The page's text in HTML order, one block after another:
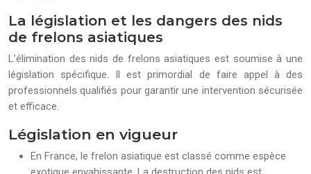
La législation et les dangers des nids
de frelons asiatiques
L’élimination des nids de frelons asiatiques est soumise à une
législation spécifique. Il est primordial de faire appel à des
professionnels qualifiés pour garantir une intervention sécurisée
et efficace.
Législation en vigueur
En France, le frelon asiatique est classé comme espèce